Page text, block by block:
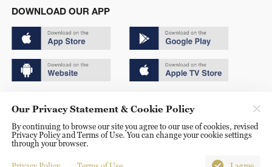
DOWNLOAD OUR APP
京ICP备20000184号
京公网安备 11010502050052号
Disinformation report hotline: 010-85061466
Our Privacy Statement & Cookie Policy
By continuing to browse our site you agree to our use of cookies, revised
Privacy Policy and Terms of Use. You can change your cookie settings
through your browser.